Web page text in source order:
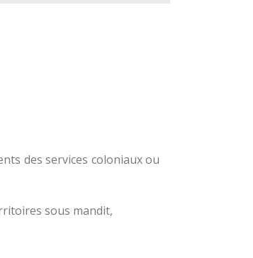
des services coloniaux ou
sous mandit,